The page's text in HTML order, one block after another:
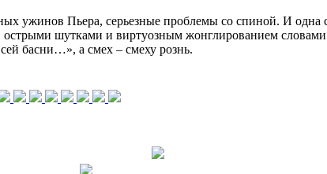
ужинов Пьера, серьезные проблемы со спиной. И одна
шутками и виртуозным жонглированием
басни…», а смех – смеху рознь.